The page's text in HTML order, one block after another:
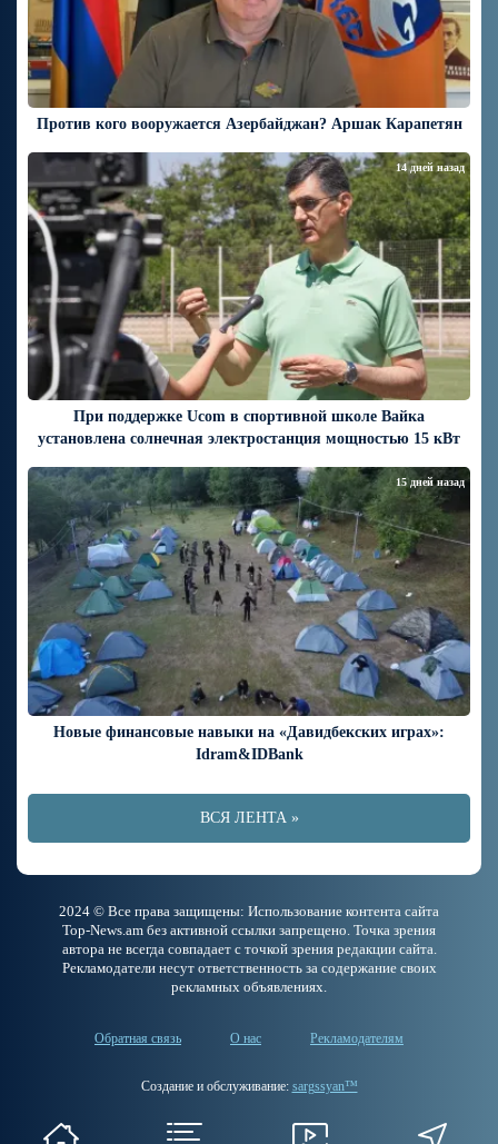
Против кого вооружается Азербайджан? Аршак Карапетян
При поддержке Ucom в спортивной школе Вайка
установлена солнечная электростанция мощностью 15 кВт
14 дней назад
Новые финансовые навыки на «Давидбекских играх»:
Idram&IDBank
15 дней назад
ВСЯ ЛЕНТА »
2024 © Все права защищены: Использование контента сайта
Top-News.am без активной ссылки запрещено. Точка зрения
автора не всегда совпадает с точкой зрения редакции сайта.
Рекламодатели несут ответственность за содержание своих
рекламных объявлениях.
Обратная связь О нас Рекламодателям
Создание и обслуживание: sargssyan™